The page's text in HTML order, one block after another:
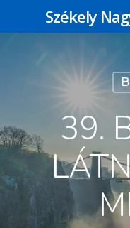
Üss egy
meg az ESC
Székely
39.